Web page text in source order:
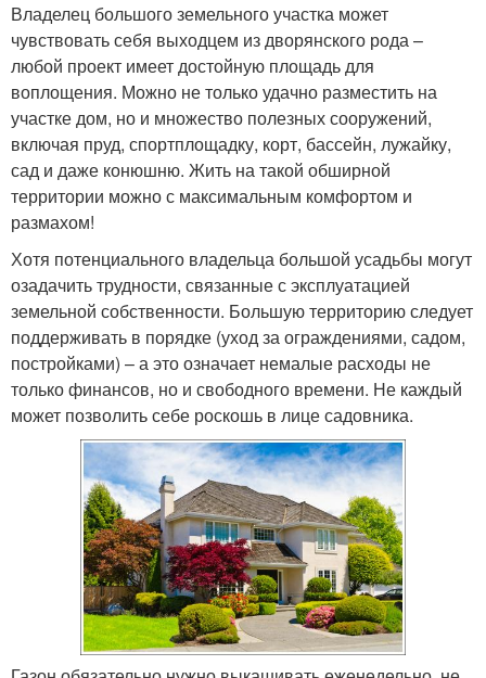
Владелец большого земельного участка может
чувствовать себя выходцем из дворянского рода –
любой проект имеет достойную площадь для
воплощения. Можно не только удачно разместить на
участке дом, но и множество полезных сооружений,
включая пруд, спортплощадку, корт, бассейн, лужайку,
сад и даже конюшню. Жить на такой обширной
территории можно с максимальным комфортом и
размахом!
Хотя потенциального владельца большой усадьбы могут
озадачить трудности, связанные с эксплуатацией
земельной собственности. Большую территорию следует
поддерживать в порядке (уход за ограждениями, садом,
постройками) – а это означает немалые расходы не
только финансов, но и свободного времени. Не каждый
может позволить себе роскошь в лице садовника.